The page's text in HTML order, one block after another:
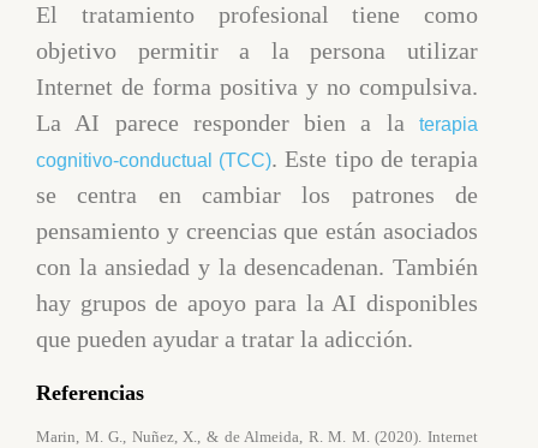
El tratamiento profesional tiene como
objetivo permitir a la persona utilizar
Internet de forma positiva y no compulsiva.
La AI parece responder bien a la
terapia
cognitivo-conductual (TCC). Este tipo de terapia
se centra en cambiar los patrones de
pensamiento y creencias que están asociados
con la ansiedad y la desencadenan. También
hay grupos de apoyo para la AI disponibles
que pueden ayudar a tratar la adicción.
Referencias
Marin, M. G., Nuñez, X., & de Almeida, R. M. M. (2020). Internet